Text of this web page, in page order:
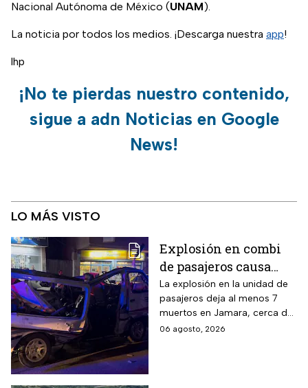
Nacional Autónoma de México (UNAM).
La noticia por todos los medios. ¡Descarga nuestra app!
lhp
¡No te pierdas nuestro contenido,
sigue a adn Noticias en Google
News!
LO MÁS VISTO
Explosión en combi
de pasajeros causa
terror en las calles de
Jaramana en Damasco
La explosión en la unidad de
pasajeros deja al menos 7
muertos en Jamara, cerca de
Damasco; autoridades
06 agosto, 2026